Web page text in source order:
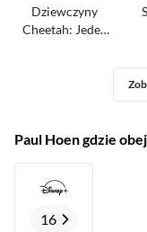
Dziewczyny
Cheetah: Jeden
Paul Hoen gdzie
16